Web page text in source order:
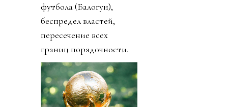
футбола (Балогун),
беспредел властей,
пересечение всех
границ порядочности.